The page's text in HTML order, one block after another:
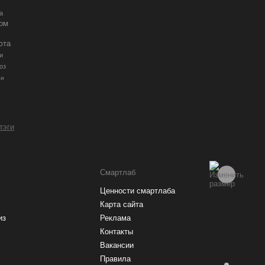
Смартлаб
Ценности смартлаба
Карта сайта
Реклама
Контакты
Вакансии
Правила